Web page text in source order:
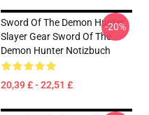
Sword Of The Demon Hunter
Slayer Gear Sword Of The
Demon Hunter Notizbuch
20,39 £ - 22,51 £
-20%